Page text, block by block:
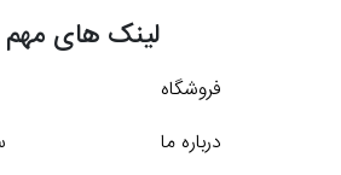
لینک های مهم
فروشگاه
درباره ما